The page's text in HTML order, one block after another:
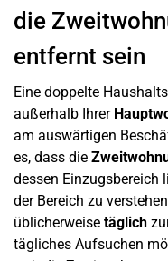
die
entfernt sein
Eine doppelte
außerhalb Ihrer
am auswärtigen
es, dass die
dessen Einzugsbereich
der Bereich zu
üblicherweise täglich
tägliches Aufsuchen